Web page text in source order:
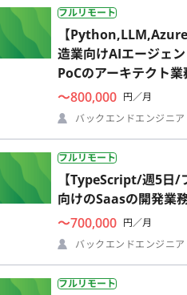
フルリモート
【
造業向けAIエージェ
PoCのアーキテクト
〜800,000 円／月
バックエンドエンジニア
フルリモート
【TypeScript/週5日/
向けのSaasの開発業
〜700,000 円／月
バックエンドエンジニア
フルリモート